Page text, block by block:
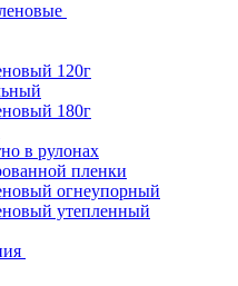
120г
180г
в рулонах
пленки
огнеупорный
утепленный